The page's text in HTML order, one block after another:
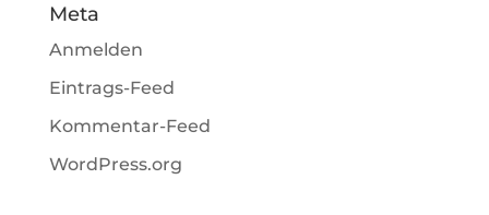
Meta
Anmelden
Eintrags-Feed
Kommentar-Feed
WordPress.org